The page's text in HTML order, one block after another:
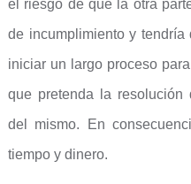
el riesgo de que la otra
de incumplimiento y
iniciar un largo proceso
que pretenda la
del mismo. En
tiempo y dinero.